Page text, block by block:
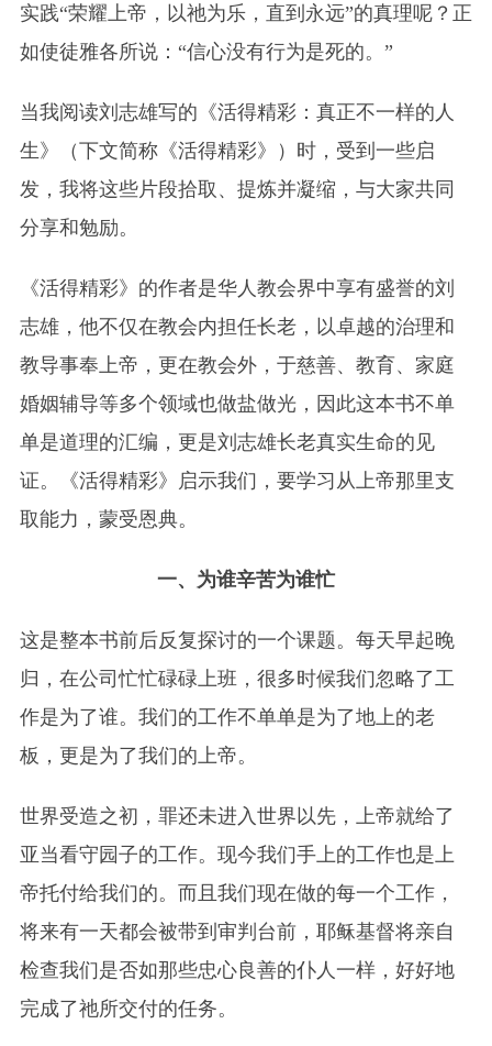
实践“荣耀上帝，以祂为乐，直到永远”的真理呢？正
如使徒雅各所说：“信心没有行为是死的。 ”
当我阅读刘志雄写的《活得精彩：真正不一样的人
生》（下文简称《活得精彩》）时，受到一些启
发，我将这些片段拾取、提炼并凝缩，与大家共同
分享和勉励。
《活得精彩》的作者是华人教会界中享有盛誉的刘
志雄，他不仅在教会内担任长老，以卓越的治理和
教导事奉上帝，更在教会外，于慈善、教育、家庭
婚姻辅导等多个领域也做盐做光，因此这本书不单
单是道理的汇编，更是刘志雄长老真实生命的见
证。《活得精彩》启示我们，要学习从上帝那里支
取能力，蒙受恩典。
一、为谁辛苦为谁忙
这是整本书前后反复探讨的一个课题。每天早起晚
归，在公司忙忙碌碌上班，很多时候我们忽略了工
作是为了谁。我们的工作不单单是为了地上的老
板，更是为了我们的上帝。
世界受造之初，罪还未进入世界以先，上帝就给了
亚当看守园子的工作。现今我们手上的工作也是上
帝托付给我们的。而且我们现在做的每一个工作，
将来有一天都会被带到审判台前，耶稣基督将亲自
检查我们是否如那些忠心良善的仆人一样，好好地
完成了祂所交付的任务。